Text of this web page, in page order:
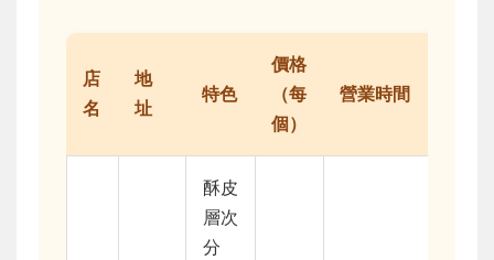
店
名
地
址
特色
價格
（每
個）
營業時間
酥皮
層次
分